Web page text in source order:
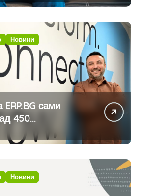
Новини
сами
450
ERP системата
вградения в нея
Новини